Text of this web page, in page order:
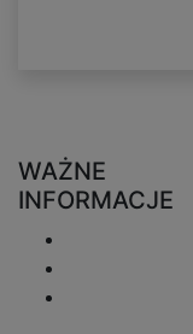
WAŻNE
INFORMACJE